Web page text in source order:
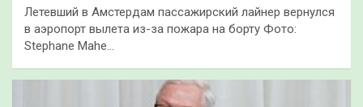
Летевший в Амстердам пассажирский лайнер вернулся
в аэропорт вылета из-за пожара на борту Фото:
Stephane Mahe…